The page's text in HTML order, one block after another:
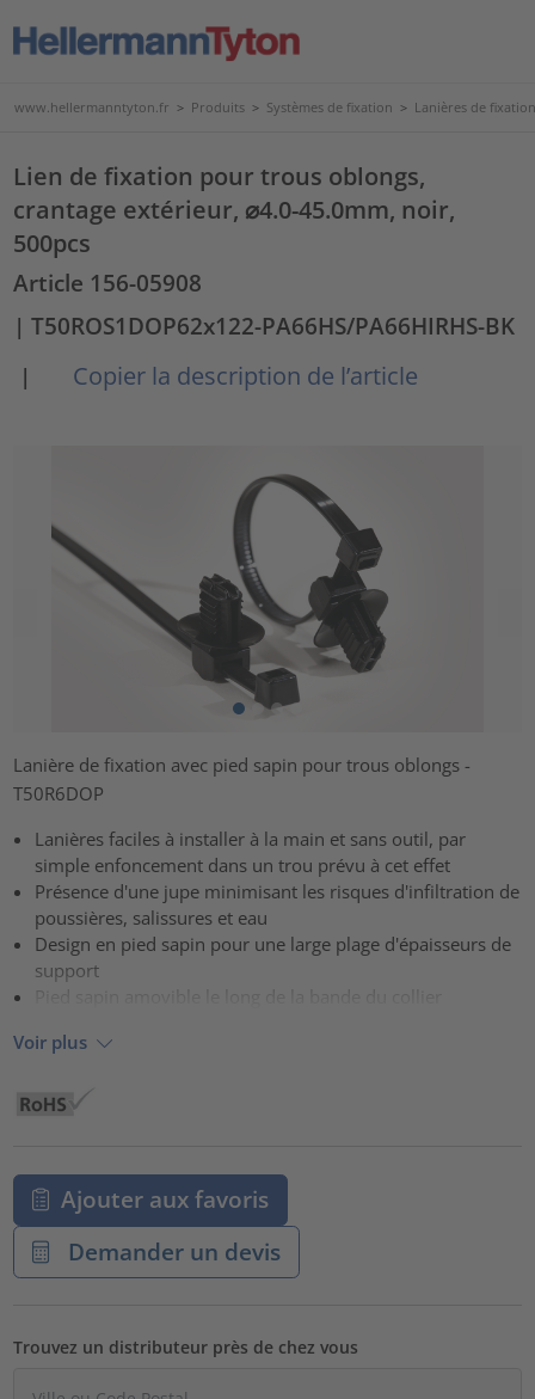
www.hellermanntyton.fr > Produits > Systèmes de fixation > Lanières de fixation
Lien de fixation pour trous oblongs,
crantage extérieur, ⌀4.0-45.0mm, noir,
500pcs
Article 156-05908
| T50ROS1DOP62x122-PA66HS/PA66HIRHS-BK
|
Copier la description de l’article
Lanière de fixation avec pied sapin pour trous oblongs -
T50R6DOP
Lanières faciles à installer à la main et sans outil, par
simple enfoncement dans un trou prévu à cet effet
Présence d'une jupe minimisant les risques d'infiltration de
poussières, salissures et eau
Design en pied sapin pour une large plage d'épaisseurs de
support
Voir plus
Ajouter aux favoris
Demander un devis
Trouvez un distributeur près de chez vous